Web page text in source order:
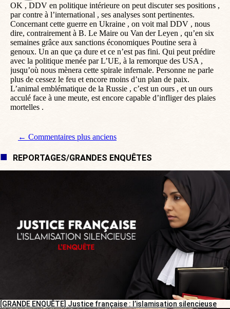
OK , DDV en politique intérieure on peut discuter ses positions ,
par contre à l’international , ses analyses sont pertinentes.
Concernant cette guerre en Ukraine , on voit mal DDV , nous
dire, contrairement à B. Le Maire ou Van der Leyen , qu’en six
semaines grâce aux sanctions économiques Poutine sera à
genoux. Un an que ça dure et ce n’est pas fini. Qui peut prédire
avec la politique menée par L’UE, à la remorque des USA ,
jusqu’où nous mènera cette spirale infernale. Personne ne parle
plus de cessez le feu et encore moins d’un plan de paix.
L’animal emblématique de la Russie , c’est un ours , et un ours
acculé face à une meute, est encore capable d’infliger des plaies
mortelles .
Navigation de commentaire
← Commentaires plus anciens
REPORTAGES/GRANDES ENQUÊTES
[GRANDE ENQUÊTE] Justice française : l’islamisation silencieuse